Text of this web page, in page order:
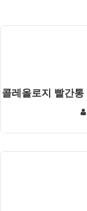
콜레올로지 빨간